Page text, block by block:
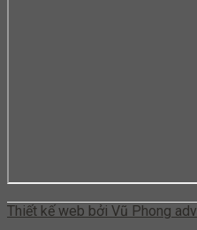
Thiết kế web bởi Vũ Phong adv